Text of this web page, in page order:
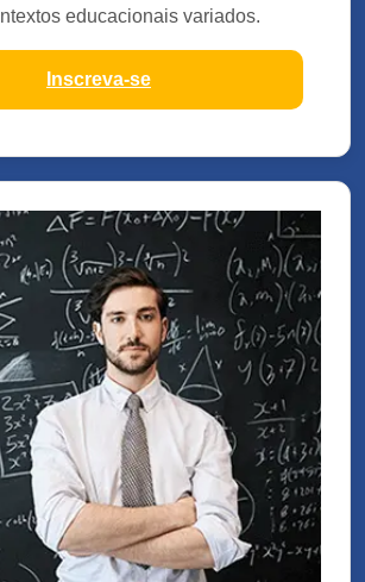
educacionais variados.
Inscreva-se